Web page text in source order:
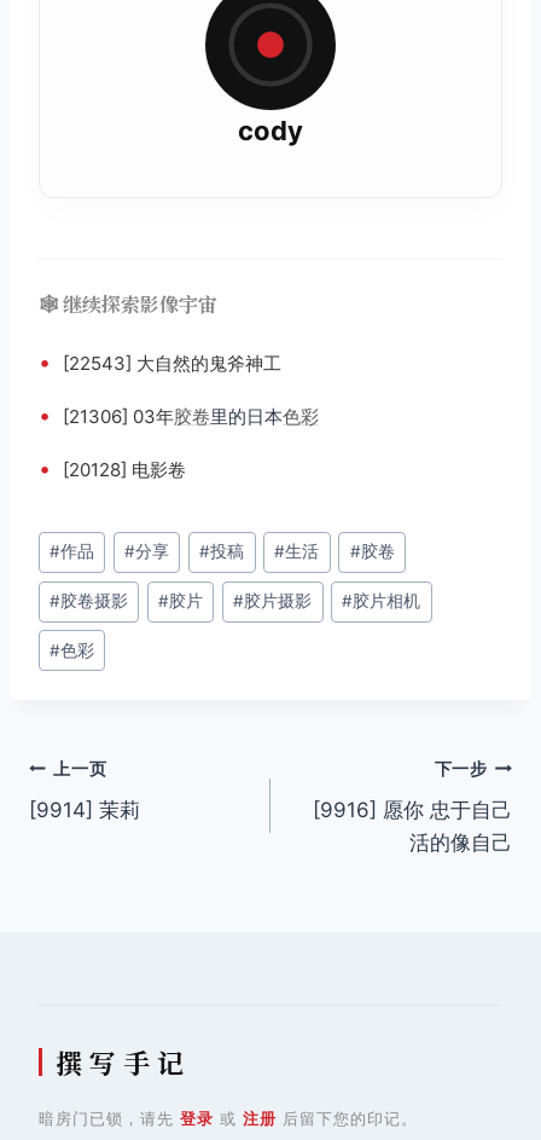
cody
🕸️ 继续探索影像宇宙
• [22543] 大自然的鬼斧神工
• [21306] 03年胶卷里的日本色彩
• [20128] 电影卷
文
章
标
签：
#作品 #分享 #投稿 #生活 #胶卷
#胶卷摄影 #胶片 #胶片摄影 #胶片相机
#色彩
文
章
上一页
[9914] 茉莉
下一步
[9916] 愿你 忠于自己
活的像自己
撰 写 手 记
暗房门已锁，请先 登录 或 注册 后留下您的印记。